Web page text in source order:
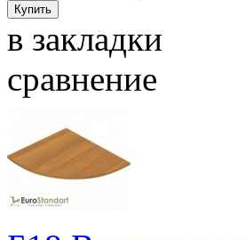
в закладки
сравнение